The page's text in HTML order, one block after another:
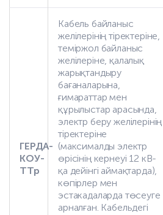
ГЕРДА-
КОУ-
ТТр
Кабель байланыс
желілерінің тіректеріне,
теміржол байланыс
желілеріне, қалалық
жарықтандыру
бағаналарына,
ғимараттар мен
құрылыстар арасында,
электр беру желілерінің
тіректеріне
(максималды электр
өрісінің кернеуі 12 кВ-
қа дейінгі аймақтарда),
көпірлер мен
эстакадаларда төсеуге
арналған. Кабельдегі